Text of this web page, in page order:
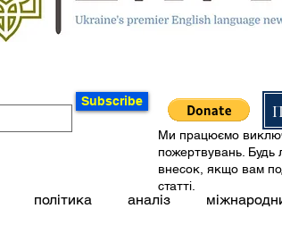
Subscribe
Ми працюємо
пожертвувань. Будь
внесок, якщо вам
статті.
політика аналіз